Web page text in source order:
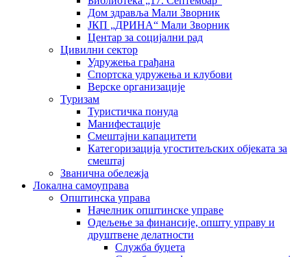
Дом здравља Мали Зворник
ЈКП „ДРИНА“ Мали Зворник
Центар за социјални рад
Цивилни сектор
Удружења грађана
Спортска удружења и клубови
Верске организације
Туризам
Туристичка понуда
Манифестације
Смештајни капацитети
Категоризација угоститељских објеката за
смештај
Званична обележја
Локална самоуправа
Општинска управа
Начелник општинске управе
Одељење за финансије, општу управу и
друштвене делатности
Служба буџета